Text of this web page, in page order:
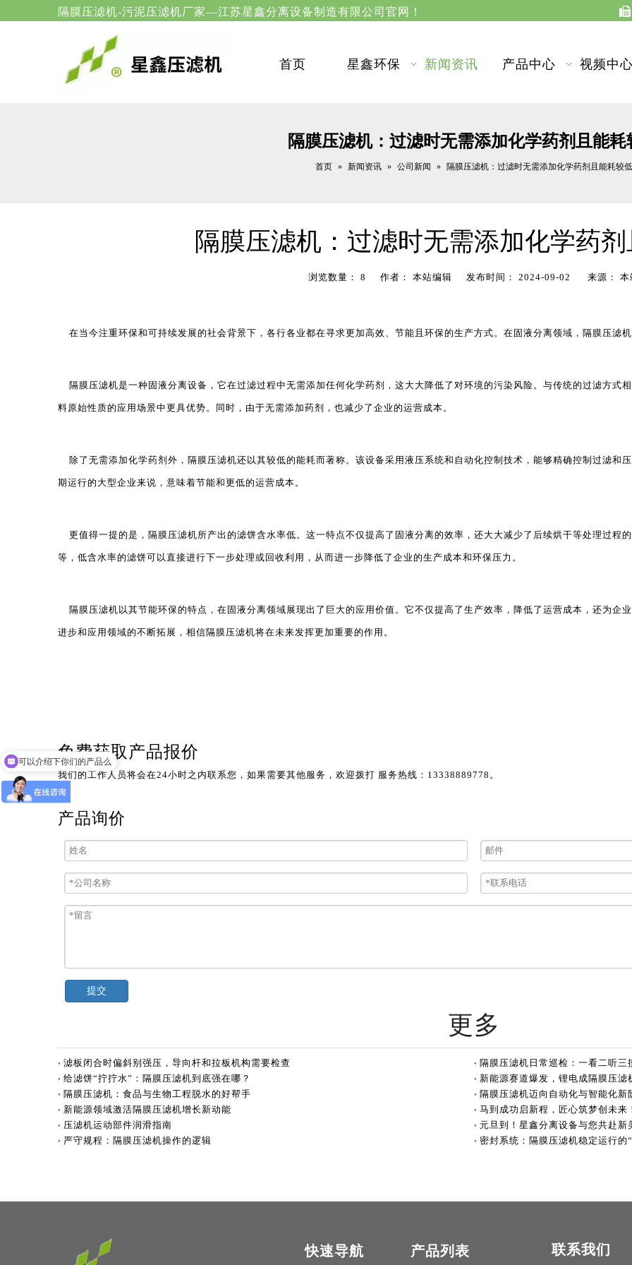
隔膜压滤机-污泥压滤机厂家—江苏星鑫分离设备制造有限公司官网！ 
首页 星鑫环保 新闻资讯 产品中心 视频中心
隔膜压滤机：过滤时无需添加化学药剂且能耗
首页 » 新闻资讯 » 公司新闻 » 隔膜压滤机：过滤时无需添加化学药剂且能耗较低
隔膜压滤机：过滤时无需添加化学药
浏览数量： 8 作者： 本站编辑 发布时间： 2024-09-02 来源： 本
在当今注重环保和可持续发展的社会背景下，各行各业都在寻求更加高效、节能且环保的生产方式。在固液分离领域，隔膜压滤
隔膜压滤机是一种固液分离设备，它在过滤过程中无需添加任何化学药剂，这大大降低了对环境的污染风险。与传统的过滤方式
料原始性质的应用场景中更具优势。同时，由于无需添加药剂，也减少了企业的运营成本。
除了无需添加化学药剂外，隔膜压滤机还以其较低的能耗而著称。该设备采用液压系统和自动化控制技术，能够精确控制过滤和
期运行的大型企业来说，意味着节能和更低的运营成本。
更值得一提的是，隔膜压滤机所产出的滤饼含水率低。这一特点不仅提高了固液分离的效率，还大大减少了后续烘干等处理过程
等，低含水率的滤饼可以直接进行下一步处理或回收利用，从而进一步降低了企业的生产成本和环保压力。
隔膜压滤机以其节能环保的特点，在固液分离领域展现出了巨大的应用价值。它不仅提高了生产效率，降低了运营成本，还为企
进步和应用领域的不断拓展，相信隔膜压滤机将在未来发挥更加重要的作用。
免费获取产品报价
我们的工作人员将会在24小时之内联系您，如果需要其他服务，欢迎拨打 服务热线：13338889778。
产品询价
提交
更多
滤板闭合时偏斜别强压，导向杆和拉板机构需要检查
隔膜压滤机日常巡检：一看二听三
给滤饼“拧拧水”：隔膜压滤机到底强在哪？
新能源赛道爆发，锂电成隔膜压滤
隔膜压滤机：食品与生物工程脱水的好帮手
隔膜压滤机迈向自动化与智能化新
新能源领域激活隔膜压滤机增长新动能
马到成功启新程，匠心筑梦创未来
压滤机运动部件润滑指南
元旦到！星鑫分离设备与您共赴新
严守规程：隔膜压滤机操作的逻辑
密封系统：隔膜压滤机稳定运行的
快速导航 产品列表 联系我们
可以介绍下你们的产品么